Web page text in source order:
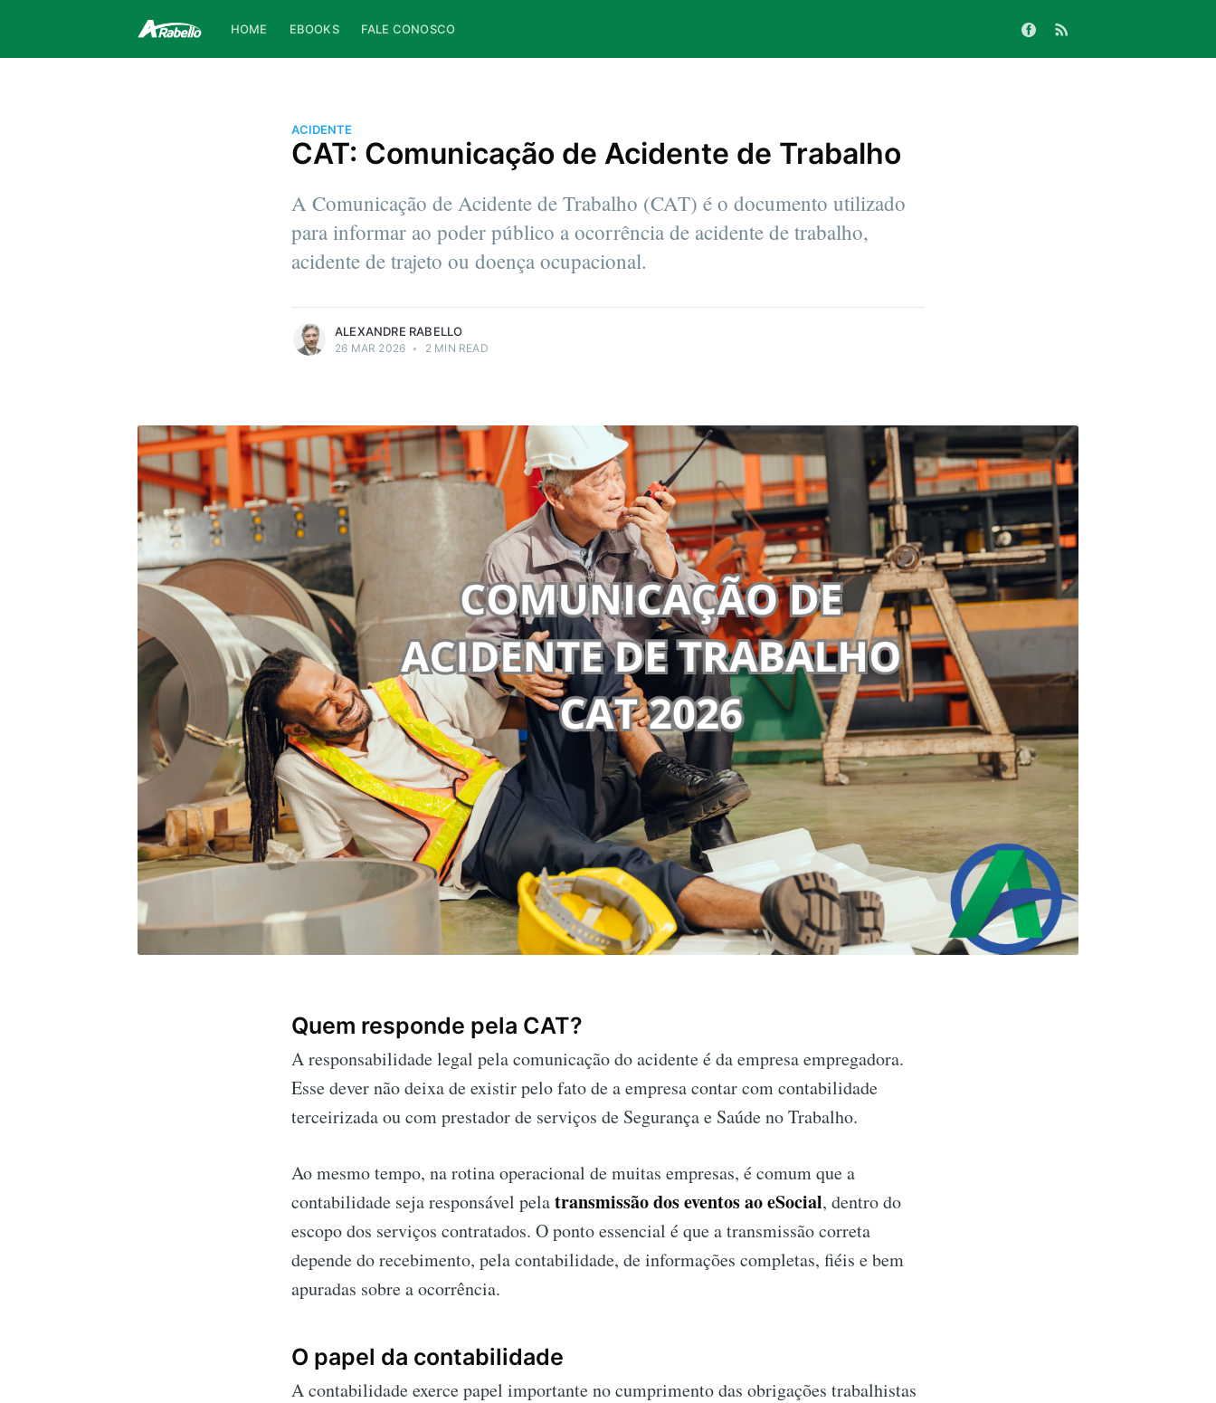
HOME EBOOKS FALE CONOSCO
ACIDENTE
CAT: Comunicação de Acidente de Trabalho
A Comunicação de Acidente de Trabalho (CAT) é o documento utilizado
para informar ao poder público a ocorrência de acidente de trabalho,
acidente de trajeto ou doença ocupacional.
ALEXANDRE RABELLO
26 MAR 2026 • 2 MIN READ
Quem responde pela CAT?
A responsabilidade legal pela comunicação do acidente é da empresa empregadora.
Esse dever não deixa de existir pelo fato de a empresa contar com contabilidade
terceirizada ou com prestador de serviços de Segurança e Saúde no Trabalho.
Ao mesmo tempo, na rotina operacional de muitas empresas, é comum que a
contabilidade seja responsável pelatransmissão dos eventos ao eSocial, dentro do
escopo dos serviços contratados. O ponto essencial é que a transmissão correta
depende do recebimento, pela contabilidade, de informações completas, fiéis e bem
apuradas sobre a ocorrência.
O papel da contabilidade
A contabilidade exerce papel importante no cumprimento das obrigações trabalhistas